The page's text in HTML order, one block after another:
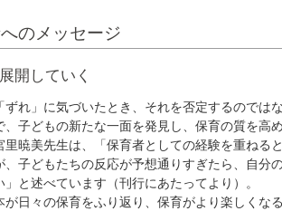
のメッセージ
開していく
れ」に気づいたとき、それを否定するのでは
、子どもの新たな一面を発見し、保育の質を高
暁美先生は、「保育者としての経験を重ねる
、子どもたちの反応が予想通りすぎたら、自分
と述べています（刊行にあたってより）。
日々の保育をふり返り、保育がより楽しくな